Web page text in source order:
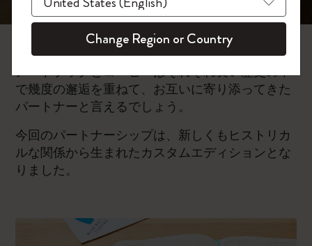
ノートブックとコーヒーはそれぞれ長い歴史の中
で幾度の邂逅を重ねて、お互いに寄り添ってきた
パートナーと言えるでしょう。
今回のパートナーシップは、新しくもヒストリカ
ルな関係から生まれたカスタムエディションとな
りました。
今すぐ会員登録 !
Change Region or Country